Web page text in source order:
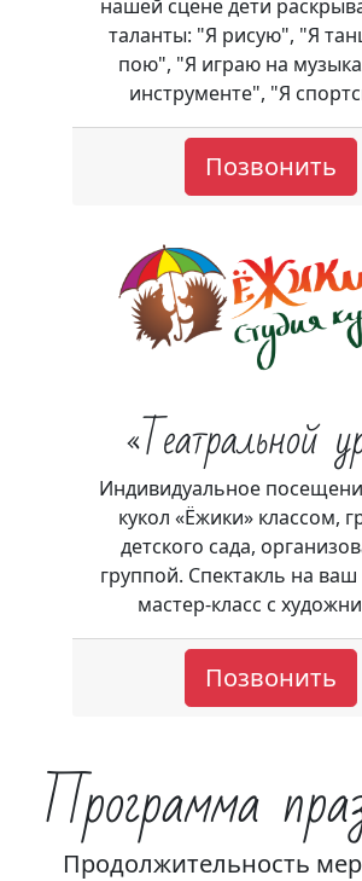
нашей сцене дети
таланты: "Я рисую", "Я
пою", "Я играю на
инструменте", "Я
Позвонить
«Театральной
Индивидуальное
кукол «Ёжики» классом,
детского сада,
группой. Спектакль на
мастер-класс с
Позвонить
Программа
Продолжительность